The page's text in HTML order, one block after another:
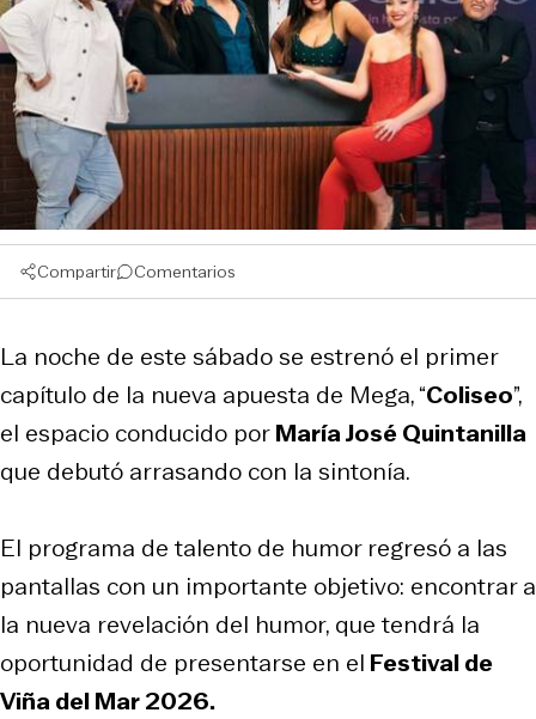
Compartir Comentarios
La noche de este sábado se estrenó el primer
capítulo de la nueva apuesta de Mega, “Coliseo”,
el espacio conducido porMaría José Quintanilla
que debutó arrasando con la sintonía.
El programa de talento de humor regresó a las
pantallas con un importante objetivo: encontrar a
la nueva revelación del humor, que tendrá la
oportunidad de presentarse en el Festival de
Viña del Mar 2026.